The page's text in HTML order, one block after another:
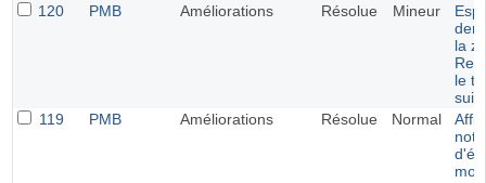
120
PMB Améliorations Résolue Mineur
la
le
119
PMB Améliorations Résolue Normal